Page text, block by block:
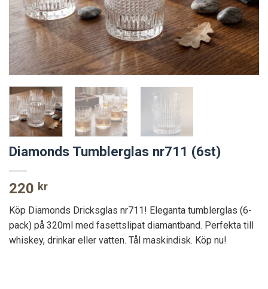
Diamonds Tumblerglas nr711 (6st)
220 kr
Köp Diamonds Dricksglas nr711! Eleganta tumblerglas (6-
pack) på 320ml med fasettslipat diamantband. Perfekta till
whiskey, drinkar eller vatten. Tål maskindisk. Köp nu!